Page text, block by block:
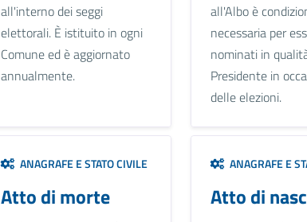
all'interno dei seggi
elettorali. È istituito in ogni
Comune ed è aggiornato
annualmente.
all'Albo è
necessaria per
nominati in
Presidente in
delle elezioni.
ANAGRAFE E STATO CIVILE
Atto di morte
ANAGRAFE E
Atto di